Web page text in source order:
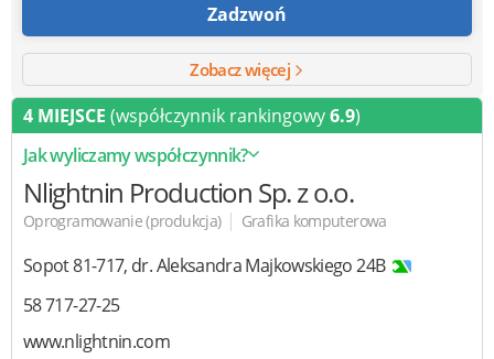
Zadzwoń
Zobacz więcej
4 MIEJSCE (współczynnik rankingowy6.9)
Jak wyliczamy współczynnik?
Nlightnin Production Sp. z o.o.
Oprogramowanie (produkcja) | Grafika komputerowa
Sopot81-717, dr. Aleksandra Majkowskiego 24B
58 717-27-25
www.nlightnin.com